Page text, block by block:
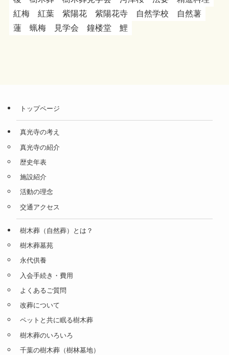
紅梅
紅葉 紫陽花 紫陽花寺 自然学校
自然薯
蓮
蝋梅 見学会 鐘楼堂 鯉
トップページ
真光寺の考え
真光寺の紹介
歴史年表
施設紹介
活動の理念
交通アクセス
樹木葬（自然葬）とは？
樹木葬墓苑
永代供養
入会手続き・費用
よくあるご質問
改葬について
ペットと共に眠る樹木葬
樹木葬のいろいろ
千葉の樹木葬（樹林墓地）